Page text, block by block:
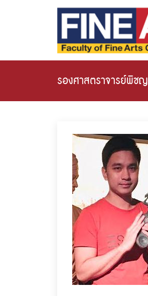
รองศาสตราจารย์พิช